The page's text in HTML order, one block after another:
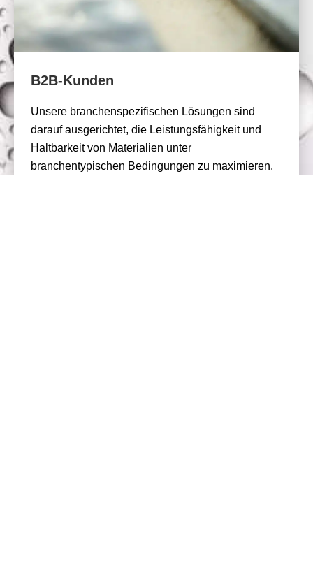
B2B-Kunden
Unsere branchenspezifischen Lösungen sind
darauf ausgerichtet, die Leistungsfähigkeit und
Haltbarkeit von Materialien unter
branchentypischen Bedingungen zu maximieren.